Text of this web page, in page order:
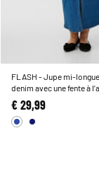
FLASH - Jupe mi-
denim avec une fente à
€ 29,99